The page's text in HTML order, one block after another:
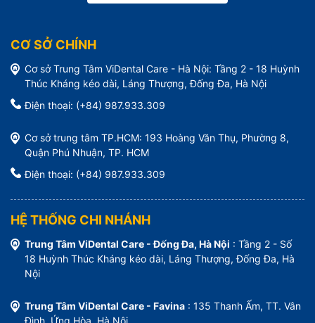
CƠ SỞ CHÍNH
Cơ sở Trung Tâm ViDental Care - Hà Nội: Tầng 2 - 18 Huỳnh
Thúc Kháng kéo dài, Láng Thượng, Đống Đa, Hà Nội
Điện thoại: (+84) 987.933.309
Cơ sở trung tâm TP.HCM: 193 Hoàng Văn Thụ, Phường 8,
Quận Phú Nhuận, TP. HCM
Điện thoại: (+84) 987.933.309
HỆ THỐNG CHI NHÁNH
Trung Tâm ViDental Care - Đống Đa, Hà Nội : Tầng 2 - Số
18 Huỳnh Thúc Kháng kéo dài, Láng Thượng, Đống Đa, Hà
Nội
Trung Tâm ViDental Care - Favina : 135 Thanh Ấm, TT. Vân